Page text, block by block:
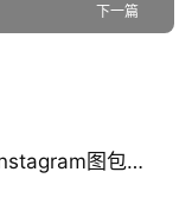
下一篇
图包